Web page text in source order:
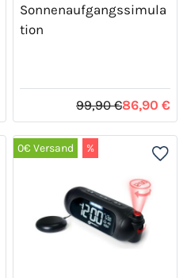
Sonnenaufgangssimula
tion
99,90 €86,90 €
0€ Versand %